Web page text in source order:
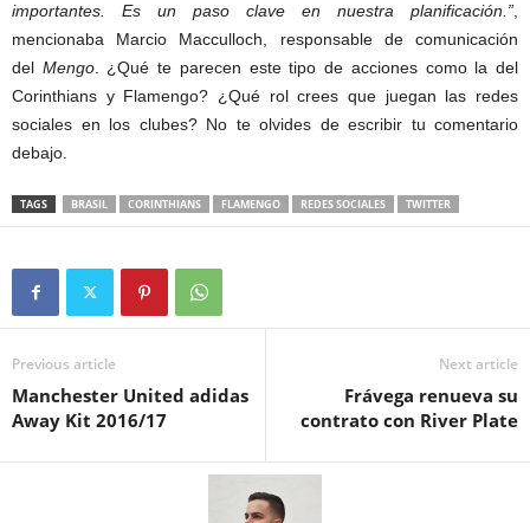
importantes. Es un paso clave en nuestra planificación.”
mencionaba Marcio Macculloch, responsable de comunicación
del Mengo. ¿Qué te parecen este tipo de acciones como la del
Corinthians y Flamengo? ¿Qué rol crees que juegan las redes
sociales en los clubes? No te olvides de escribir tu comentario
debajo.
TAGS BRASIL CORINTHIANS FLAMENGO REDES SOCIALES TWITTER
Previous article
Manchester United adidas
Away Kit 2016/17
Next article
Frávega renueva su
contrato con River Plate